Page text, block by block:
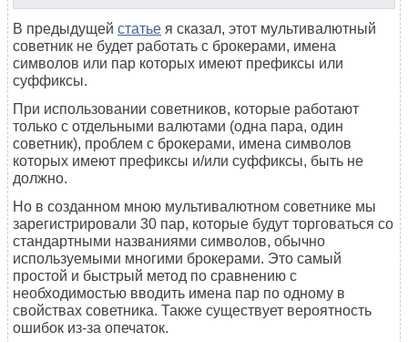
В предыдущей статье я сказал, этот мультивалютный
советник не будет работать с брокерами, имена
символов или пар которых имеют префиксы или
суффиксы.
При использовании советников, которые работают
только с отдельными валютами (одна пара, один
советник), проблем с брокерами, имена символов
которых имеют префиксы и/или суффиксы, быть не
должно.
Но в созданном мною мультивалютном советнике мы
зарегистрировали 30 пар, которые будут торговаться со
стандартными названиями символов, обычно
используемыми многими брокерами. Это самый
простой и быстрый метод по сравнению с
необходимостью вводить имена пар по одному в
свойствах советника. Также существует вероятность
ошибок из-за опечаток.